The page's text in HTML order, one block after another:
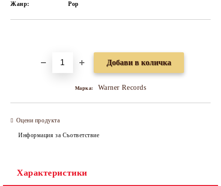
Жанр:
Pop
Марка: Warner Records
Оцени продукта
Информация за Съответствие
Характеристики